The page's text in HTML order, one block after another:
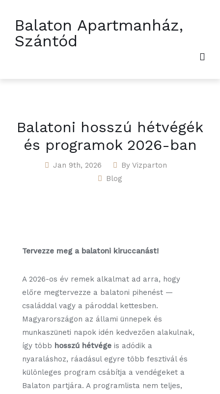
Balaton Apartmanház,
Szántód
Balatoni hosszú hétvégék
és programok 2026-ban
Jan 9th, 2026 By Vizparton
Blog
Tervezze meg a balatoni kiruccanást!
A 2026-os év remek alkalmat ad arra, hogy
előre megtervezze a balatoni pihenést —
családdal vagy a pároddal kettesben.
Magyarországon az állami ünnepek és
munkaszüneti napok idén kedvezően alakulnak,
így több hosszú hétvége is adódik a
nyaraláshoz, ráadásul egyre több fesztivál és
különleges program csábítja a vendégeket a
Balaton partjára. A programlista nem teljes,